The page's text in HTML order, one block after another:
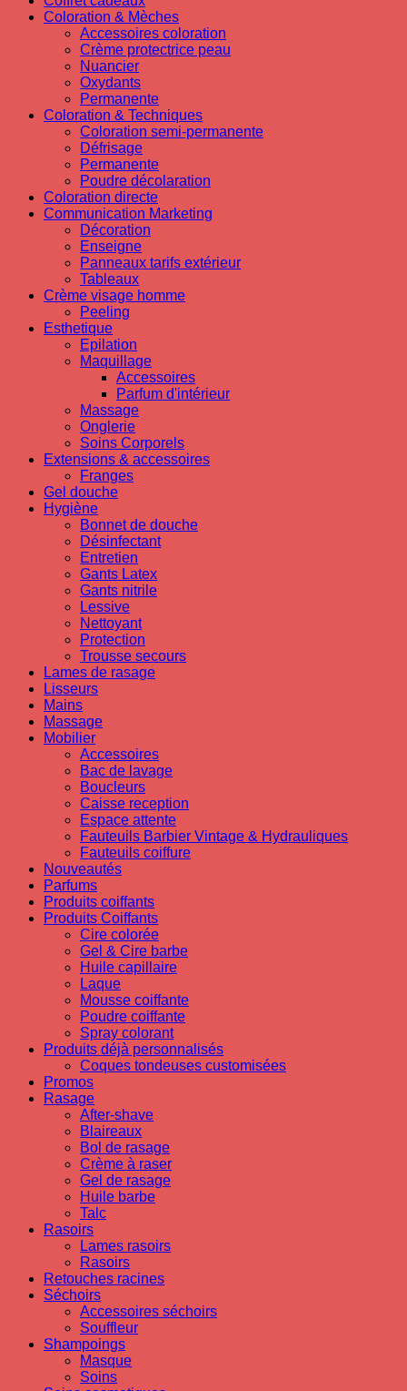
Coloration & Mèches
Accessoires coloration
Crème protectrice peau
Nuancier
Oxydants
Permanente
Coloration & Techniques
Coloration semi-permanente
Défrisage
Permanente
Poudre décolaration
Coloration directe
Communication Marketing
Décoration
Enseigne
Panneaux tarifs extérieur
Tableaux
Crème visage homme
Peeling
Esthetique
Epilation
Maquillage
Accessoires
Parfum d'intérieur
Massage
Onglerie
Soins Corporels
Extensions & accessoires
Franges
Gel douche
Hygiène
Bonnet de douche
Désinfectant
Entretien
Gants Latex
Gants nitrile
Lessive
Nettoyant
Protection
Trousse secours
Lames de rasage
Lisseurs
Mains
Massage
Mobilier
Accessoires
Bac de lavage
Boucleurs
Caisse reception
Espace attente
Fauteuils Barbier Vintage & Hydrauliques
Fauteuils coiffure
Nouveautés
Parfums
Produits coiffants
Produits Coiffants
Cire colorée
Gel & Cire barbe
Huile capillaire
Laque
Mousse coiffante
Poudre coiffante
Spray colorant
Produits déjà personnalisés
Coques tondeuses customisées
Promos
Rasage
After-shave
Blaireaux
Bol de rasage
Crème à raser
Gel de rasage
Huile barbe
Talc
Rasoirs
Lames rasoirs
Rasoirs
Retouches racines
Séchoirs
Accessoires séchoirs
Souffleur
Shampoings
Masque
Soins